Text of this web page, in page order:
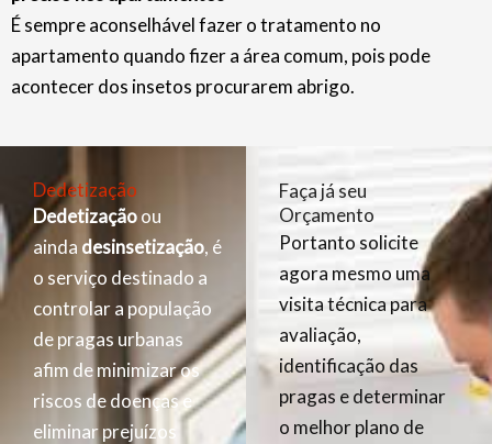
É sempre aconselhável fazer o tratamento no
apartamento quando fizer a área comum, pois pode
acontecer dos insetos procurarem abrigo.
Dedetização
Dedetizaçãoou
ainda desinsetização, é
o serviço destinado a
controlar a população
de pragas urbanas
afim de minimizar os
riscos de doenças e
eliminar prejuízos
Faça já seu
Orçamento
Portanto solicite
agora mesmo uma
visita técnica para
avaliação,
identificação das
pragas e determinar
o melhor plano de